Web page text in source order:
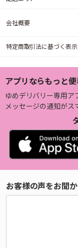
会社概要
特定商取引法に基づく表示
アプリならもっと
ゆめデリバリー専用ア
メッセージの通知がス
お客様の声をお聞